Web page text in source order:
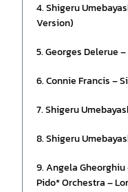
4. Shigeru
Version)
5. Georges Delerue
6. Connie Francis –
7. Shigeru
8. Shigeru
9. Angela
Pido* Orchestra –